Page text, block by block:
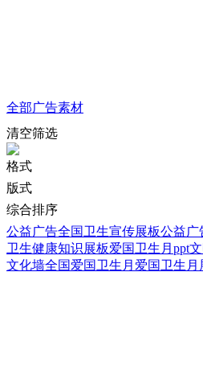
全部广告素材
清空筛选
格式
版式
综合排序
公益广告全国卫生宣传展板公益广
卫生健康知识展板爱国卫生月ppt
文化墙全国爱国卫生月 爱国卫生月